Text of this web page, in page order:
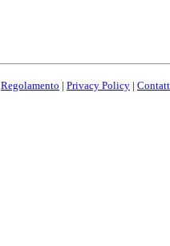
Regolamento | Privacy Policy |